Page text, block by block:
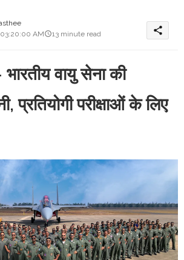
AM
13 minute read share
भारतीय वायु सेना की
प्रतियोगी परीक्षाओं के लिए